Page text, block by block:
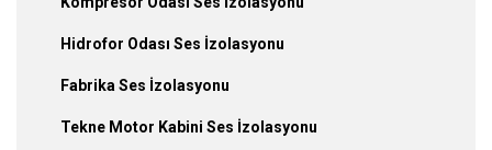
Hidrofor Odası Ses İzolasyonu
Fabrika Ses İzolasyonu
Tekne Motor Kabini Ses İzolasyonu